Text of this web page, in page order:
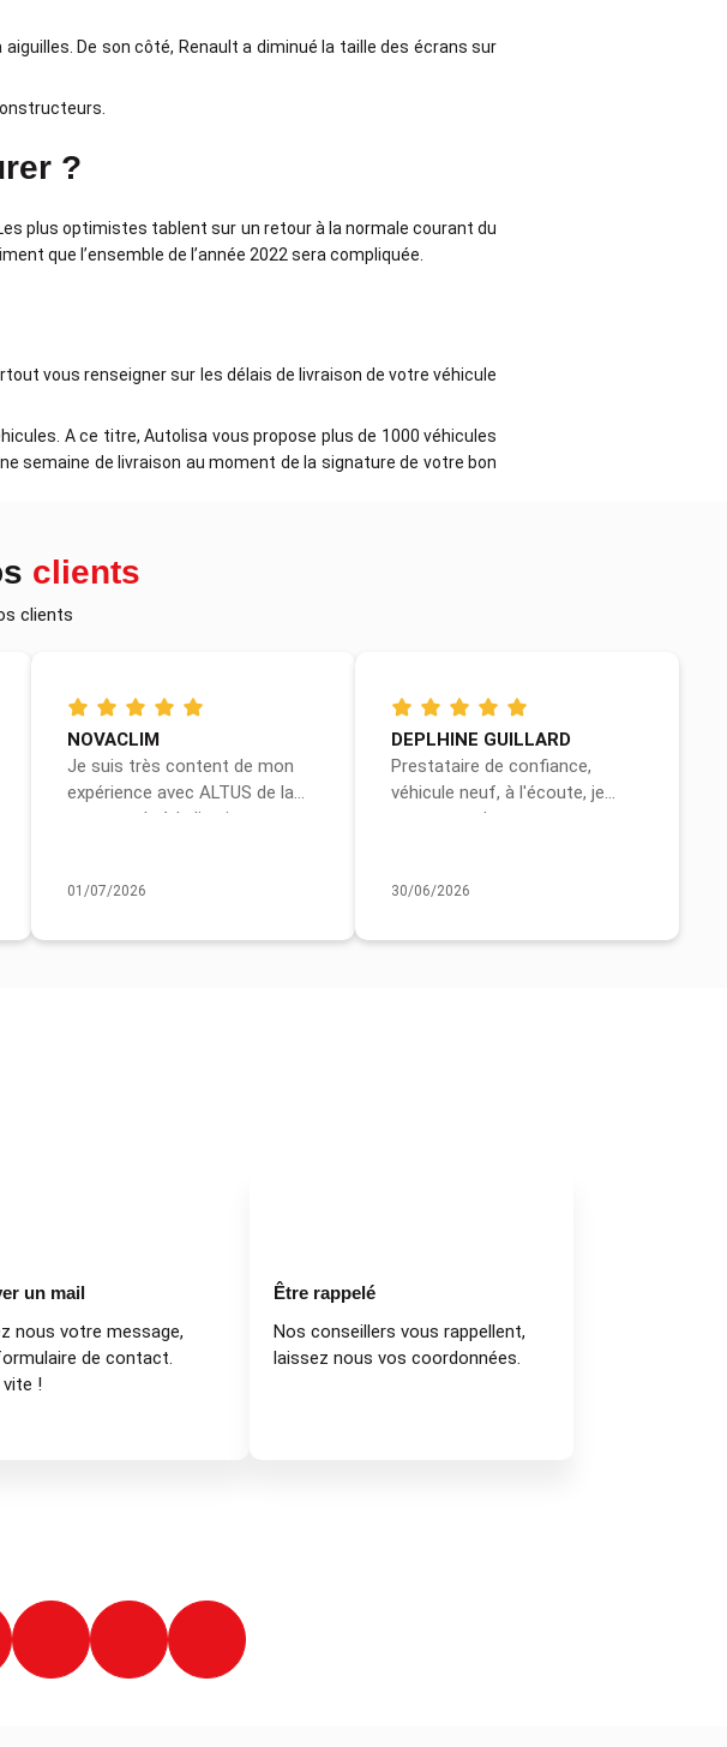
De son côté, Renault a diminué la taille des écrans sur
?
plus optimistes tablent sur un retour à la normale courant du
que l’ensemble de l’année 2022 sera compliquée.
vous renseigner sur les délais de livraison de votre véhicule
A ce titre, Autolisa vous propose plus de 1000 véhicules
semaine de livraison au moment de la signature de votre bon
clients
clients
NOVACLIM
Je suis très content de mon
expérience avec ALTUS de la
commande à la livraison
01/07/2026
DEPLHINE GUILLARD
Prestataire de confiance,
véhicule neuf, à l'écoute, je
recommande sans aucun
merci à vous.
30/06/2026
un mail
nous votre message,
de contact.
!
Être rappelé
Nos conseillers vous rappellent,
laissez nous vos coordonnées.